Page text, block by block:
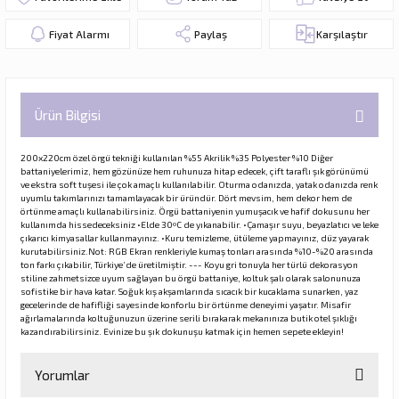
Fiyat Alarmı Paylaş Karşılaştır
Ürün Bilgisi
200x220cm özel örgü tekniği kullanılan %55 Akrilik %35 Polyester %10 Diğer
battaniyelerimiz, hem gözünüze hem ruhunuza hitap edecek, çift taraflı şık görünümü
ve ekstra soft tuşesi ile çok amaçlı kullanılabilir. Oturma odanızda, yatak odanızda renk
uyumlu takımlarınızı tamamlayacak bir üründür. Dört mevsim, hem dekor hem de
örtünme amaçlı kullanabilirsiniz. Örgü battaniyenin yumuşacık ve hafif dokusunu her
kullanımda hissedeceksiniz •Elde 30ºC de yıkanabilir. •Çamaşır suyu, beyazlatıcı ve leke
çıkarıcı kimyasallar kullanmayınız. •Kuru temizleme, ütüleme yapmayınız, düz yayarak
kurutabilirsiniz.Not: RGB Ekran renkleriyle kumaş tonları arasında %10-%20 arasında
ton farkı çıkabilir, Türkiye’de üretilmiştir. --- Koyu gri tonuyla her türlü dekorasyon
stiline zahmetsizce uyum sağlayan bu örgü battaniye, koltuk şalı olarak salonunuza
sofistike bir hava katar. Soğuk kış akşamlarında sıcacık bir kucaklama sunarken, yaz
gecelerinde de hafifliği sayesinde konforlu bir örtünme deneyimi yaşatır. Misafir
ağırlamalarında koltuğunuzun üzerine serili bırakarak mekanınıza butik otel şıklığı
kazandırabilirsiniz. Evinize bu şık dokunuşu katmak için hemen sepete ekleyin!
Yorumlar